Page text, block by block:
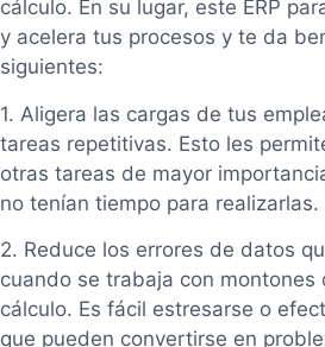
cálculo. En su lugar, este ERP
y acelera tus procesos y te da
siguientes:
1. Aligera las cargas de tus
tareas repetitivas. Esto les
otras tareas de mayor
no tenían tiempo para realizarlas.
2. Reduce los errores de datos
cuando se trabaja con montones
cálculo. Es fácil estresarse o
que pueden convertirse en